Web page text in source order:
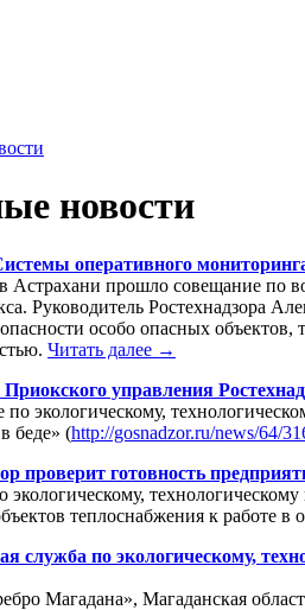
новости
оперативного
в Астрахани прошло совещание
Руководитель Ростехнадзора
особо опасных
Читать далее →
управления
экологическому,
беде» (http://gosnadzor.ru/news/64/
проверит готовность
экологическому,
теплоснабжения к работе
служба по экологическому,
Магадана», Магаданская